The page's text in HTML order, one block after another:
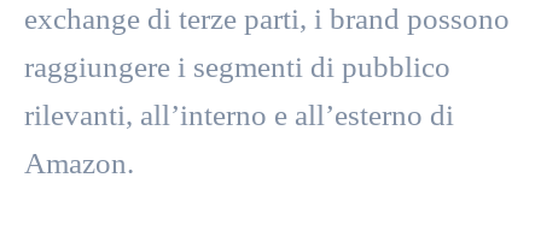
exchange di terze parti, i brand possono
raggiungere i segmenti di pubblico
rilevanti, all’interno e all’esterno di
Amazon.